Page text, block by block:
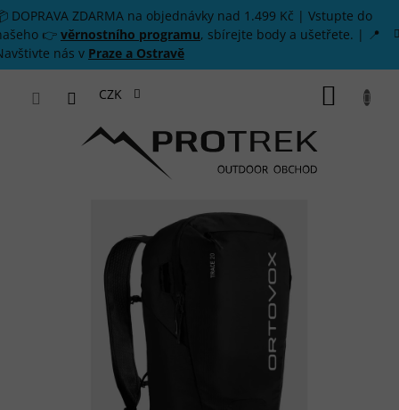
Přejít na obsah
DOPRAVA ZDARMA na objednávky nad 1.499 Kč | Vstupte do
👉 věrnostního programu, sbírejte body a ušetřete. | 📍
nás v Praze a Ostravě
CZK